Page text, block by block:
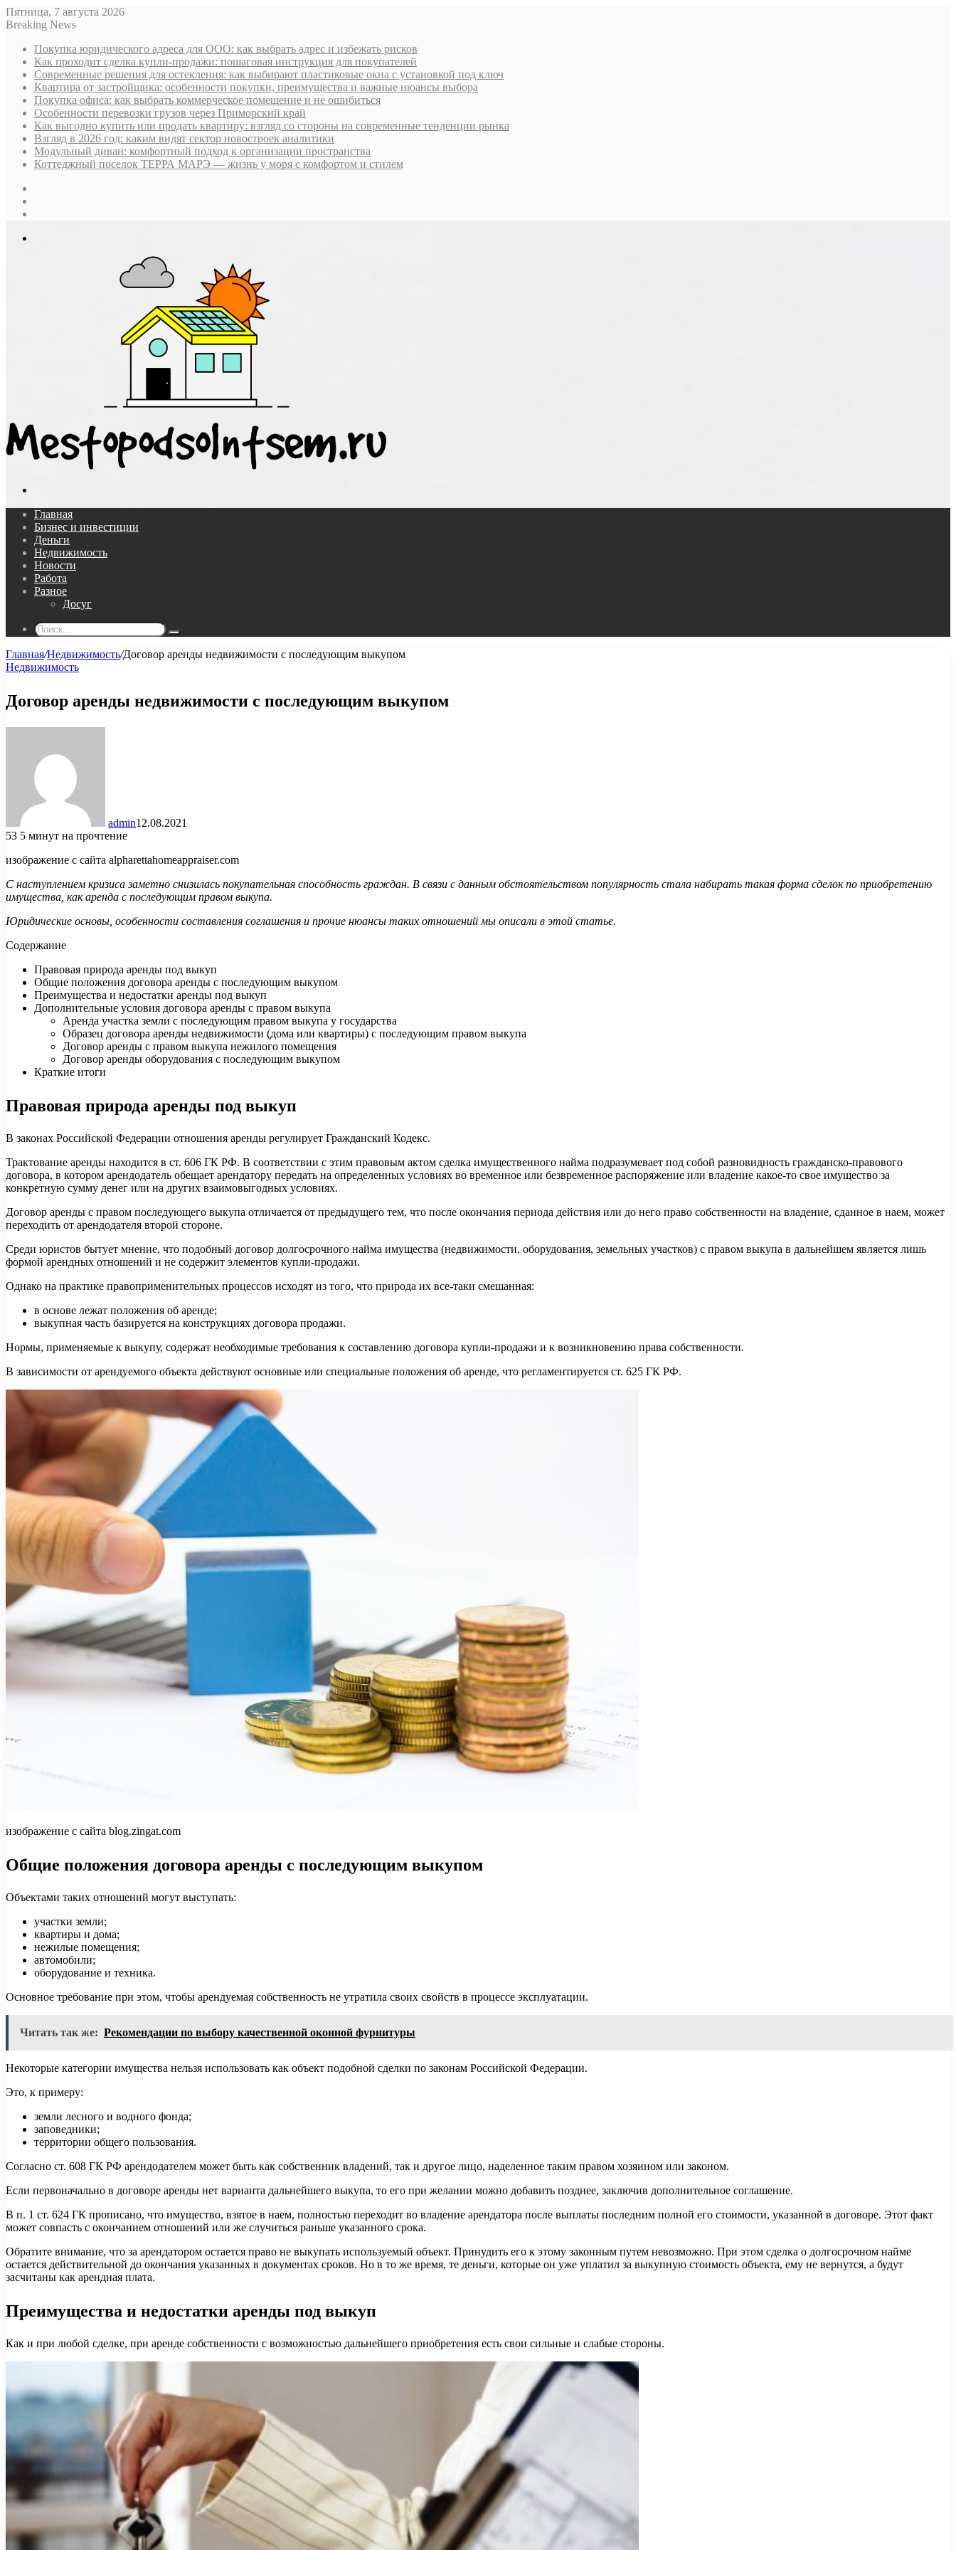
Пятница, 7 августа 2026
Breaking News
Покупка юридического адреса для ООО: как выбрать адрес и избежать рисков
Как проходит сделка купли-продажи: пошаговая инструкция для покупателей
Современные решения для остекления: как выбирают пластиковые окна с установкой под ключ
Квартира от застройщика: особенности покупки, преимущества и важные нюансы выбора
Покупка офиса: как выбрать коммерческое помещение и не ошибиться
Особенности перевозки грузов через Приморский край
Как выгодно купить или продать квартиру: взгляд со стороны на современные тенденции рынка
Взгляд в 2026 год: каким видят сектор новостроек аналитики
Модульный диван: комфортный подход к организации пространства
Коттеджный поселок ТЕРРА МАРЭ — жизнь у моря с комфортом и стилем
Главная
Бизнес и инвестиции
Деньги
Недвижимость
Новости
Работа
Разное
Досуг
Поиск...
Главная/Недвижимость/Договор аренды недвижимости с последующим выкупом
Недвижимость
Договор аренды недвижимости с последующим выкупом
admin12.08.2021
53 5 минут на прочтение
изображение с сайта alpharettahomeappraiser.com
С наступлением кризиса заметно снизилась покупательная способность граждан. В связи с данным обстоятельством популярность стала набирать такая форма сделок по приобретению
имущества, как аренда с последующим правом выкупа.
Юридические основы, особенности составления соглашения и прочие нюансы таких отношений мы описали в этой статье.
Содержание
Правовая природа аренды под выкуп
Общие положения договора аренды с последующим выкупом
Преимущества и недостатки аренды под выкуп
Дополнительные условия договора аренды с правом выкупа
Аренда участка земли с последующим правом выкупа у государства
Образец договора аренды недвижимости (дома или квартиры) с последующим правом выкупа
Договор аренды с правом выкупа нежилого помещения
Договор аренды оборудования с последующим выкупом
Краткие итоги
Правовая природа аренды под выкуп
В законах Российской Федерации отношения аренды регулирует Гражданский Кодекс.
Трактование аренды находится в ст. 606 ГК РФ. В соответствии с этим правовым актом сделка имущественного найма подразумевает под собой разновидность гражданско-правового
договора, в котором арендодатель обещает арендатору передать на определенных условиях во временное или безвременное распоряжение или владение какое-то свое имущество за
конкретную сумму денег или на других взаимовыгодных условиях.
Договор аренды с правом последующего выкупа отличается от предыдущего тем, что после окончания периода действия или до него право собственности на владение, сданное в наем, может
переходить от арендодателя второй стороне.
Среди юристов бытует мнение, что подобный договор долгосрочного найма имущества (недвижимости, оборудования, земельных участков) с правом выкупа в дальнейшем является лишь
формой арендных отношений и не содержит элементов купли-продажи.
Однако на практике правоприменительных процессов исходят из того, что природа их все-таки смешанная:
в основе лежат положения об аренде;
выкупная часть базируется на конструкциях договора продажи.
Нормы, применяемые к выкупу, содержат необходимые требования к составлению договора купли-продажи и к возникновению права собственности.
В зависимости от арендуемого объекта действуют основные или специальные положения об аренде, что регламентируется ст. 625 ГК РФ.
изображение с сайта blog.zingat.com
Общие положения договора аренды с последующим выкупом
Объектами таких отношений могут выступать:
участки земли;
квартиры и дома;
нежилые помещения;
автомобили;
оборудование и техника.
Основное требование при этом, чтобы арендуемая собственность не утратила своих свойств в процессе эксплуатации.
Читать так же: Рекомендации по выбору качественной оконной фурнитуры
Некоторые категории имущества нельзя использовать как объект подобной сделки по законам Российской Федерации.
Это, к примеру:
земли лесного и водного фонда;
заповедники;
территории общего пользования.
Согласно ст. 608 ГК РФ арендодателем может быть как собственник владений, так и другое лицо, наделенное таким правом хозяином или законом.
Если первоначально в договоре аренды нет варианта дальнейшего выкупа, то его при желании можно добавить позднее, заключив дополнительное соглашение.
В п. 1 ст. 624 ГК прописано, что имущество, взятое в наем, полностью переходит во владение арендатора после выплаты последним полной его стоимости, указанной в договоре. Этот факт
может совпасть с окончанием отношений или же случиться раньше указанного срока.
Обратите внимание, что за арендатором остается право не выкупать используемый объект. Принудить его к этому законным путем невозможно. При этом сделка о долгосрочном найме
остается действительной до окончания указанных в документах сроков. Но в то же время, те деньги, которые он уже уплатил за выкупную стоимость объекта, ему не вернутся, а будут
засчитаны как арендная плата.
Преимущества и недостатки аренды под выкуп
Как и при любой сделке, при аренде собственности с возможностью дальнейшего приобретения есть свои сильные и слабые стороны.